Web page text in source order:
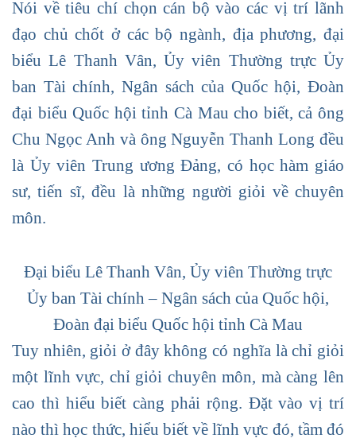
Nói về tiêu chí chọn cán bộ vào các vị trí lãnh
đạo chủ chốt ở các bộ ngành, địa phương, đại
biểu Lê Thanh Vân, Ủy viên Thường trực Ủy
ban Tài chính, Ngân sách của Quốc hội, Đoàn
đại biểu Quốc hội tỉnh Cà Mau cho biết, cả ông
Chu Ngọc Anh và ông Nguyễn Thanh Long đều
là Ủy viên Trung ương Đảng, có học hàm giáo
sư, tiến sĩ, đều là những người giỏi về chuyên
môn.
Đại biểu Lê Thanh Vân, Ủy viên Thường trực
Ủy ban Tài chính – Ngân sách của Quốc hội,
Đoàn đại biểu Quốc hội tỉnh Cà Mau
Tuy nhiên, giỏi ở đây không có nghĩa là chỉ giỏi
một lĩnh vực, chỉ giỏi chuyên môn, mà càng lên
cao thì hiểu biết càng phải rộng. Đặt vào vị trí
nào thì học thức, hiểu biết về lĩnh vực đó, tầm đó